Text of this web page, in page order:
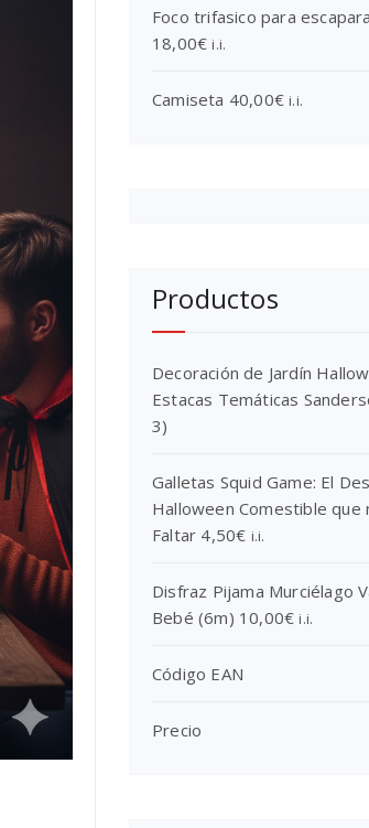
p
r
c
n
a
e
r
a
4
9
,
5
€
p
r
c
l
:
3
9
5
€
Foco trifasico para
18,00€R
n
c
s
:
s
d
e
0
€
i.i.
Camiseta 40,00€ i.i.
Productos
Decoración de Jardín
Estacas Temáticas
3)
Galletas Squid Game: El
Halloween Comestible que
Faltar 4,50€ i.i.
Disfraz Pijama Murciélago
Bebé (6m) 10,00€ i.i.
Código EAN
Precio